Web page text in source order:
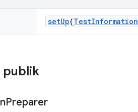
setUp(TestInformation
publik
Preparer